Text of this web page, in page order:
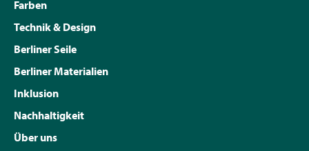
Farben
Technik & Design
Berliner Seile
Berliner Materialien
Inklusion
Nachhaltigkeit
Über uns